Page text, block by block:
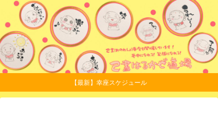
【最新】幸座スケジュール